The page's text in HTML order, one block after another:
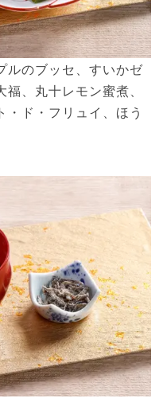
ルのブッセ、すいかゼ
、丸十レモン蜜煮、
ド・フリュイ、ほう